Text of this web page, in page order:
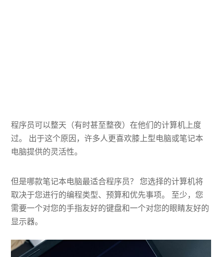
程序员可以整天（有时甚至整夜）在他们的计算机上度
过。 出于这个原因，许多人更喜欢膝上型电脑或笔记本
电脑提供的灵活性。
但是哪款笔记本电脑最适合程序员？ 您选择的计算机将
取决于您进行的编程类型、预算和优先事项。 至少，您
需要一个对您的手指友好的键盘和一个对您的眼睛友好的
显示器。